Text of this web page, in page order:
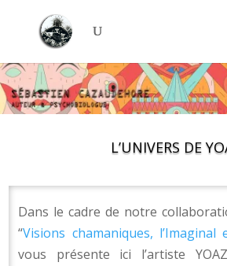
L’UNIVERS DE
Dans le cadre de notre
“Visions chamaniques, l’Imaginal
vous présente ici l’artiste